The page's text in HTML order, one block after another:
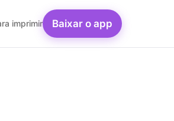
imprimir Baixar o app